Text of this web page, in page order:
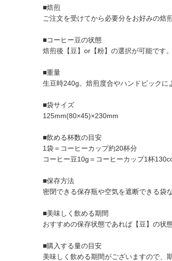
■焙煎
ご注文を受けてから必要分をお好みの焙
■コーヒー豆の状態
焙煎後【豆】or【粉】の選択が可能です。
■重量
生豆時240g。焙煎度合やハンドピックに
■袋サイズ
125mm(80×45)×230mm
■飲める杯数の目安
1袋＝コーヒーカップ約20杯分
コーヒー豆10g＝コーヒーカップ1杯
■保存方法
密閉できる保存瓶や空気を遮断できる袋
■美味しく飲める期間
おすすめの保存状態であれば【豆】の状
■購入する量の目安
美味しく飲める期間がございますので、